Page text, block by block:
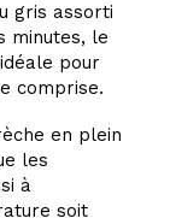
gris assorti
minutes, le
pour
comprise.
en plein
les
à
soit